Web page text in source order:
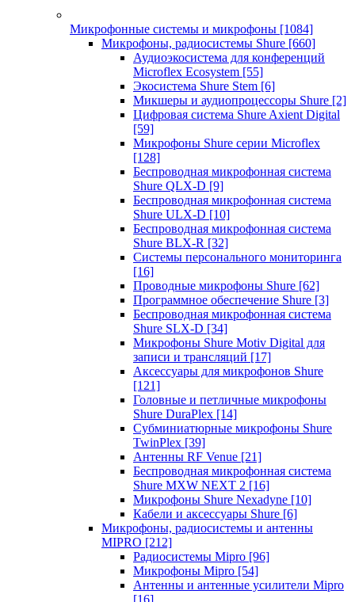
Микрофонные системы и микрофоны [1084]
Микрофоны, радиосистемы Shure [660]
Аудиоэкосистема для конференций
Microflex Ecosystem [55]
Экосистема Shure Stem [6]
Микшеры и аудиопроцессоры Shure [2]
Цифровая система Shure Axient Digital
[59]
Микрофоны Shure серии Microflex
[128]
Беспроводная микрофонная система
Shure QLX-D [9]
Беспроводная микрофонная система
Shure ULX-D [10]
Беспроводная микрофонная система
Shure BLX-R [32]
Системы персонального мониторинга
[16]
Проводные микрофоны Shure [62]
Программное обеспечение Shure [3]
Беспроводная микрофонная система
Shure SLX-D [34]
Микрофоны Shure Motiv Digital для
записи и трансляций [17]
Аксессуары для микрофонов Shure
[121]
Головные и петличные микрофоны
Shure DuraPlex [14]
Субминиатюрные микрофоны Shure
TwinPlex [39]
Антенны RF Venue [21]
Беспроводная микрофонная система
Shure MXW NEXT 2 [16]
Микрофоны Shure Nexadyne [10]
Кабели и аксессуары Shure [6]
Микрофоны, радиосистемы и антенны
MIPRO [212]
Радиосистемы Mipro [96]
Микрофоны Mipro [54]
Антенны и антенные усилители Mipro
[16]